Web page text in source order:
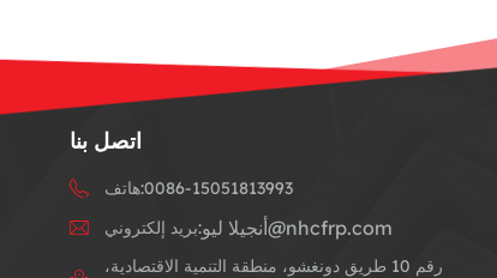
اتصل بنا
هاتف:0086-15051813993
بريد إلكتروني:
أنجيلا ليو@nhcfrp.com
رقم 10 طريق دونغشو، منطقة التنمية الاقتصادية،